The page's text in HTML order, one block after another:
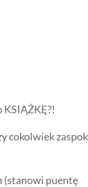
KSIĄŻKĘ?!
cokolwiek
(stanowi puentę